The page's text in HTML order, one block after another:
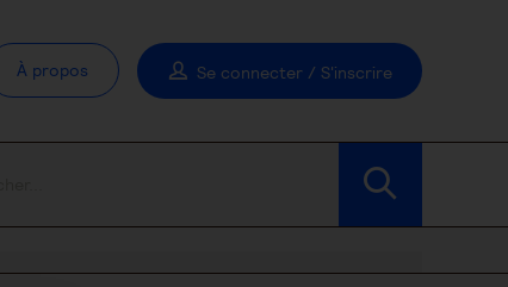
À propos Se connecter / S'inscrire